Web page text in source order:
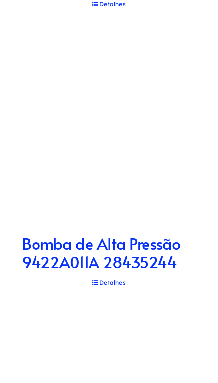
Detalhes
Bomba de Alta Pressão
9422A011A 28435244
Detalhes